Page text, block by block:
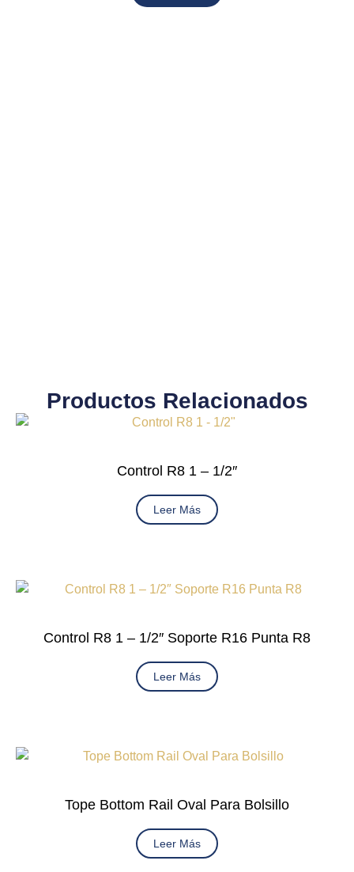
Productos Relacionados
Control R8 1 – 1/2″
Leer Más
Control R8 1 – 1/2″ Soporte R16 Punta R8
Leer Más
Tope Bottom Rail Oval Para Bolsillo
Leer Más